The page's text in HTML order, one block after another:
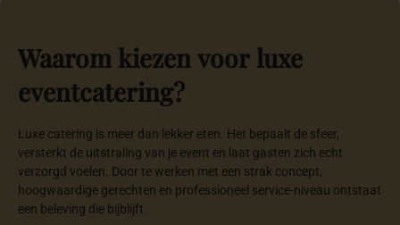
Waarom kiezenvoor luxe
eventcatering?
Luxe catering is meer dan lekker eten. Het bepaalt de sfeer,
versterkt de uitstraling van je event en laat gasten zich echt
verzorgd voelen. Door te werken met een strak concept,
hoogwaardige gerechten en professioneel service-niveau ontstaat
een beleving die bijblijft.